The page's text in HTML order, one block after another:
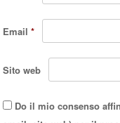
Email*
Sito web
Do il mio consenso